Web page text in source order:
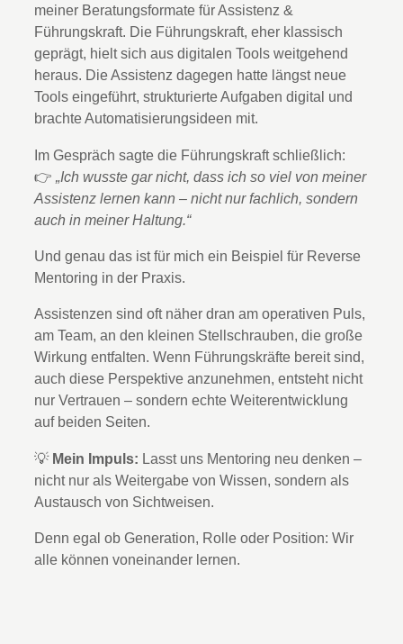
meiner Beratungsformate für Assistenz &
Führungskraft. Die Führungskraft, eher klassisch
geprägt, hielt sich aus digitalen Tools weitgehend
heraus. Die Assistenz dagegen hatte längst neue
Tools eingeführt, strukturierte Aufgaben digital und
brachte Automatisierungsideen mit.
Im Gespräch sagte die Führungskraft schließlich:
👉 „Ich wusste gar nicht, dass ich so viel von meiner
Assistenz lernen kann – nicht nur fachlich, sondern
auch in meiner Haltung.“
Und genau das ist für mich ein Beispiel für Reverse
Mentoring in der Praxis.
Assistenzen sind oft näher dran am operativen Puls,
am Team, an den kleinen Stellschrauben, die große
Wirkung entfalten. Wenn Führungskräfte bereit sind,
auch diese Perspektive anzunehmen, entsteht nicht
nur Vertrauen – sondern echte Weiterentwicklung
auf beiden Seiten.
💡 Mein Impuls: Lasst uns Mentoring neu denken –
nicht nur als Weitergabe von Wissen, sondern als
Austausch von Sichtweisen.
Denn egal ob Generation, Rolle oder Position: Wir
alle können voneinander lernen.